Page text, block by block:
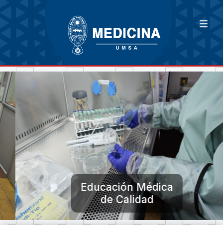
Educación Médica
de Calidad